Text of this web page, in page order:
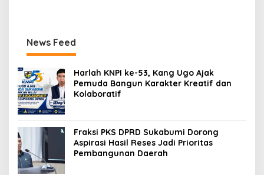
News Feed
Harlah KNPI ke-53, Kang Ugo Ajak
Pemuda Bangun Karakter Kreatif dan
Kolaboratif
Fraksi PKS DPRD Sukabumi Dorong
Aspirasi Hasil Reses Jadi Prioritas
Pembangunan Daerah